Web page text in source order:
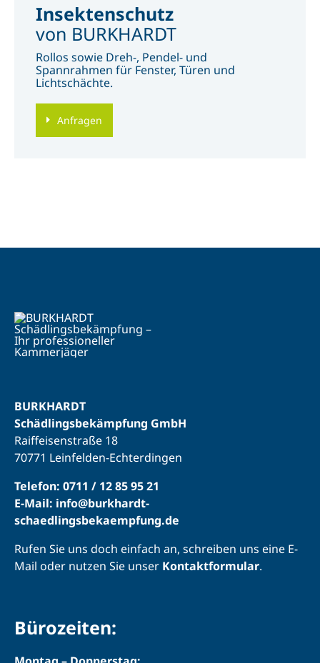
Insektenschutz
von BURKHARDT
Rollos sowie Dreh-, Pendel- und
Spannrahmen für Fenster, Türen und
Lichtschächte.
Anfragen
BURKHARDT
Schädlingsbekämpfung GmbH
Raiffeisenstraße 18
70771 Leinfelden-Echterdingen
Telefon: 0711 / 12 85 95 21
E-Mail: info@burkhardt-
schaedlingsbekaempfung.de
Rufen Sie uns doch einfach an, schreiben uns eine E-
Mail oder nutzen Sie unser Kontaktformular.
Bürozeiten: